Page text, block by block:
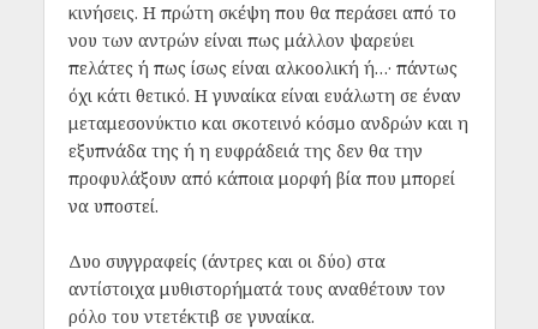
κινήσεις. Η πρώτη σκέψη που θα περάσει από το
νου των αντρών είναι πως μάλλον ψαρεύει
πελάτες ή πως ίσως είναι αλκοολική ή…· πάντως
όχι κάτι θετικό. Η γυναίκα είναι ευάλωτη σε έναν
μεταμεσονύκτιο και σκοτεινό κόσμο ανδρών και η
εξυπνάδα της ή η ευφράδειά της δεν θα την
προφυλάξουν από κάποια μορφή βία που μπορεί
να υποστεί.
Δυο συγγραφείς (άντρες και οι δύο) στα
αντίστοιχα μυθιστορήματά τους αναθέτουν τον
ρόλο του ντετέκτιβ σε γυναίκα.